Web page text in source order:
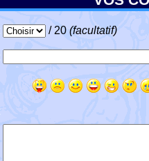
/ 20 (facultatif)